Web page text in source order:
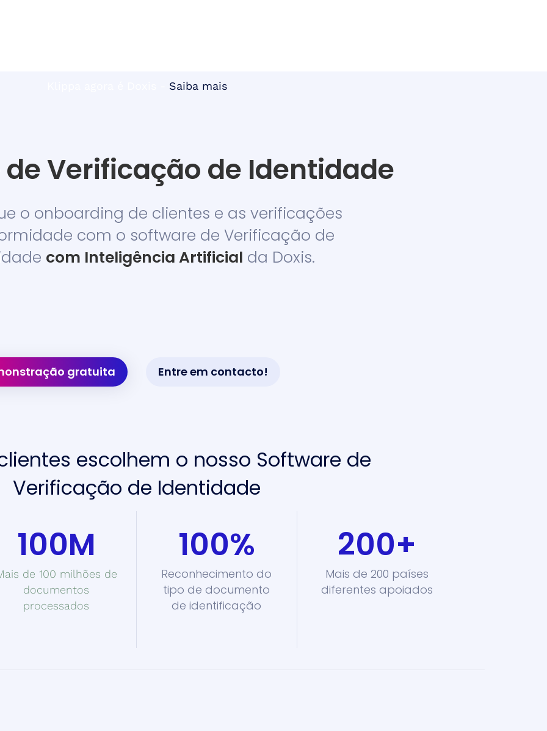
Saiba mais
Verificação de Identidade
o onboarding de clientes e as verificações
com o software de Verificação de
com Inteligência Artificial da Doxis.
gratuita Entre em contacto!
escolhem o nosso Software de
Verificação de Identidade
100M
de 100 milhões de
documentos
processados
100%
Reconhecimento do
tipo de documento
de identificação
200+
Mais de 200 países
diferentes apoiados